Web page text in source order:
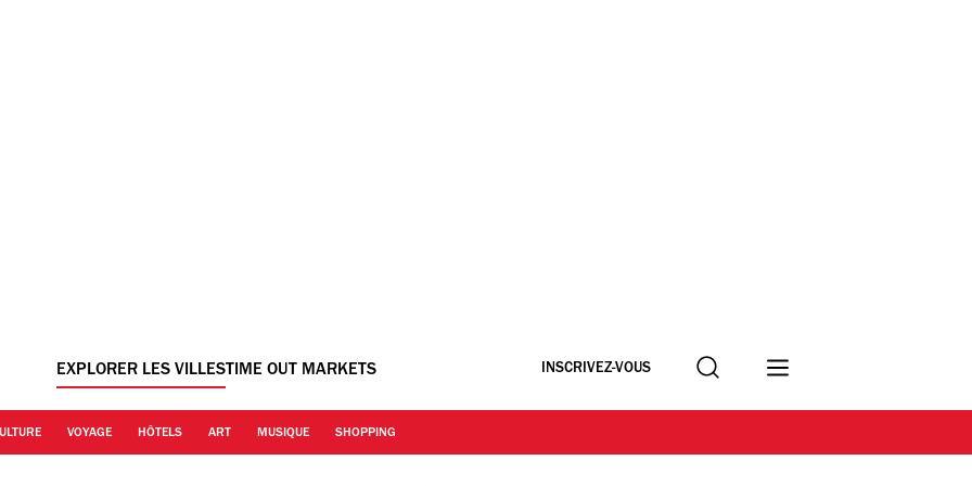
EXPLORER LES VILLESTIME OUT MARKETS INSCRIVEZ-VOUS Recherche
VOYAGE HÔTELS ART MUSIQUE SHOPPING